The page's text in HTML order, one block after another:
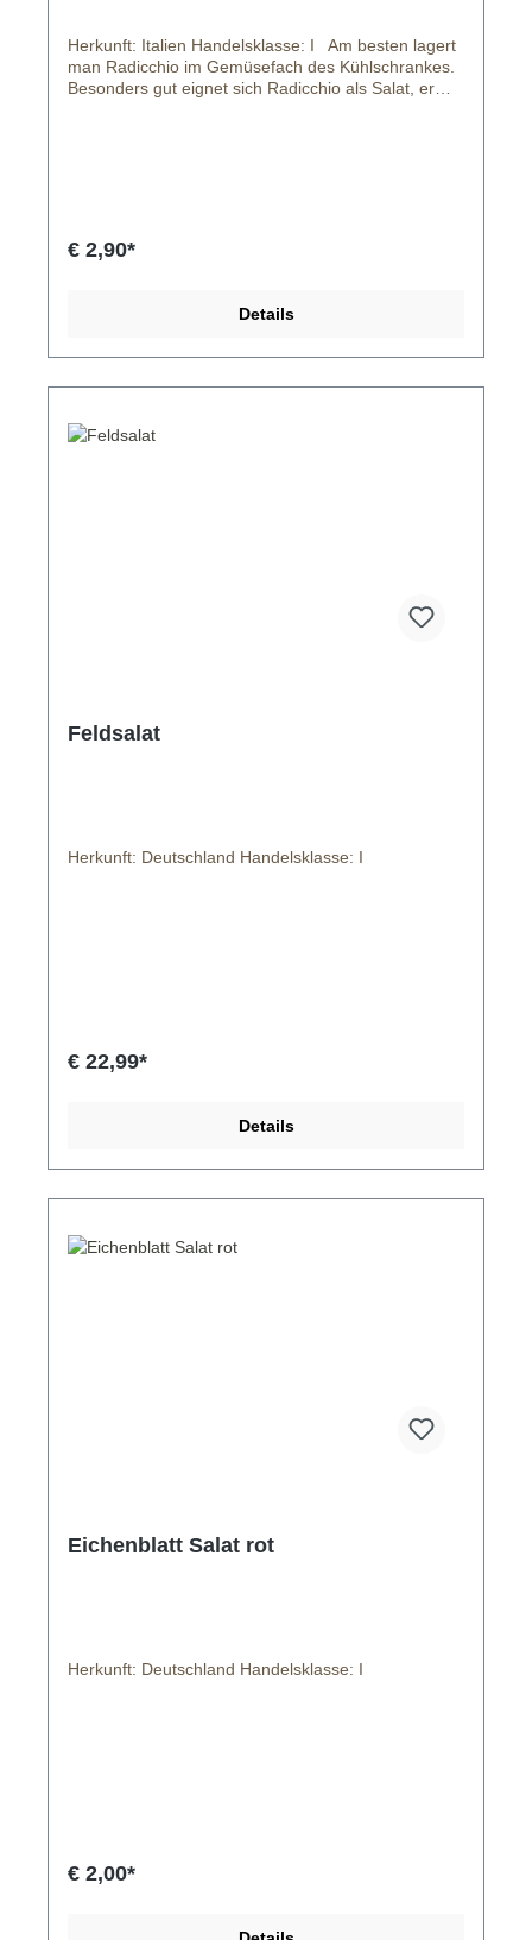
Herkunft: Italien Handelsklasse: I Am besten lagert
man Radicchio im Gemüsefach des Kühlschrankes.
Besonders gut eignet sich Radicchio als Salat, er
€ 2,90*
Details
Feldsalat
Herkunft: Deutschland Handelsklasse: I
€ 22,99*
Details
Eichenblatt Salat rot
Herkunft: Deutschland Handelsklasse: I
€ 2,00*